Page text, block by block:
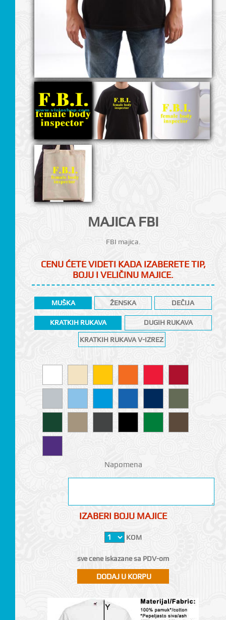
MAJICA FBI
FBI majica.
CENU ĆETE VIDETI KADA IZABERETE TIP,
BOJU I VELIČINU MAJICE.
MUŠKA ŽENSKA DEČIJA
KRATKIH RUKAVA DUGIH RUKAVA
KRATKIH RUKAVA V-IZREZ
Napomena
IZABERI BOJU MAJICE
KOM
sve cene iskazane sa PDV-om